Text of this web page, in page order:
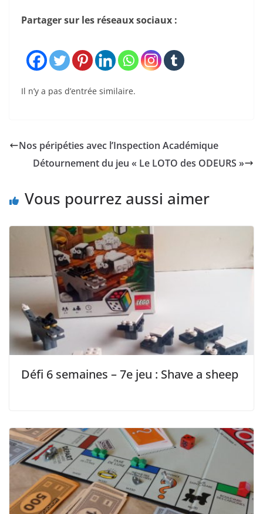
Partager sur les réseaux sociaux :
Il n’y a pas d’entrée similaire.
Nos péripéties avec l’Inspection Académique
Détournement du jeu « Le LOTO des ODEURS »
Vous pourrez aussi aimer
Défi 6 semaines – 7e jeu : Shave a sheep